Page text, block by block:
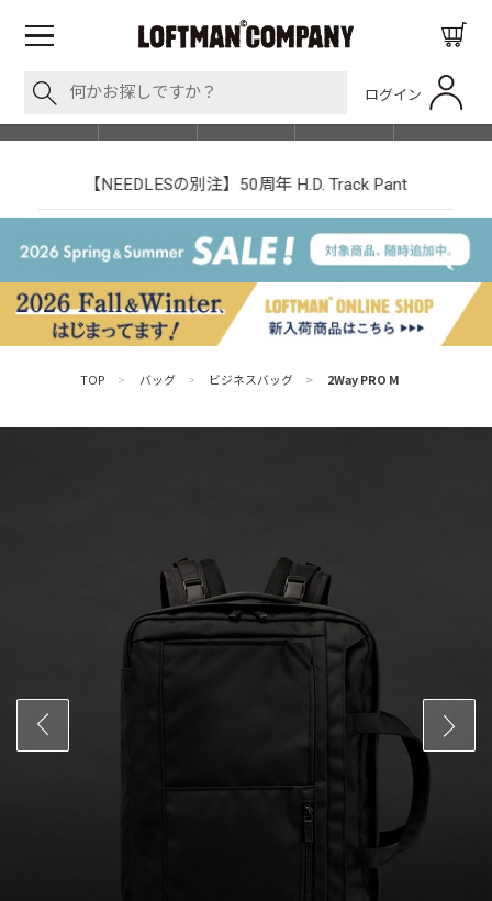
ログイン
SHOP LIST
【NEEDLESの別注】50周年 H.D. Track Pant
TOP > バッグ > ビジネスバッグ > 2Way PRO M